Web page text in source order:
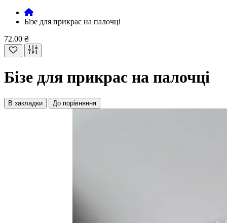
Бізе для прикрас на палочці
72.00 ₴
Бізе для прикрас на палочці
В закладки До порівняння